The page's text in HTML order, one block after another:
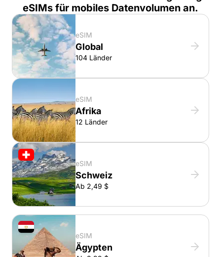
eSIMs für mobiles Datenvolumen an.
eSIM
Global
104 Länder
eSIM
Afrika
12 Länder
eSIM
Schweiz
Ab 2,49 $
eSIM
Ägypten